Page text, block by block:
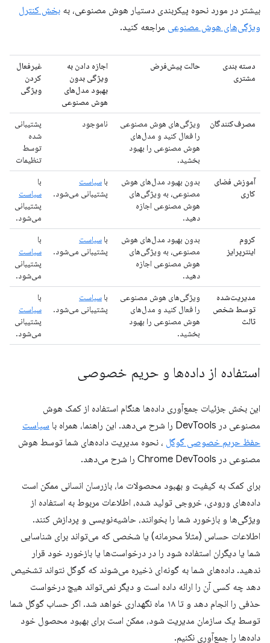
بیشتر در مورد نحوه پیکربندی دستیار هوش مصنوعی، به بخش کنترل
ویژگی‌های هوش مصنوعی مراجعه کنید.
دسته بندی
مشتری
حالت پیش‌فرض
اجازه دادن به
ویژگی بدون
بهبود مدل‌های
هوش مصنوعی
غیرفعال
کردن
ویژگی
مصرف‌کنندگان
ویژگی‌های هوش مصنوعی
را فعال کنید و مدل‌های
هوش مصنوعی را بهبود
بخشید.
ناموجود
پشتیبانی
شده
توسط
تنظیمات
آموزش فضای
کاری
بدون بهبود مدل‌های هوش
مصنوعی، به ویژگی‌های
هوش مصنوعی اجازه
دهید.
با سیاست
پشتیبانی می‌شود.
با
سیاست
پشتیبانی
می‌شود.
کروم
اینترپرایز
بدون بهبود مدل‌های هوش
مصنوعی، به ویژگی‌های
هوش مصنوعی اجازه
دهید.
با سیاست
پشتیبانی می‌شود.
با
سیاست
پشتیبانی
می‌شود.
مدیریت‌شده
توسط شخص
ثالث
ویژگی‌های هوش مصنوعی
را فعال کنید و مدل‌های
هوش مصنوعی را بهبود
بخشید.
با سیاست
پشتیبانی می‌شود.
با
سیاست
پشتیبانی
می‌شود.
استفاده از داده‌ها و حریم خصوصی
این بخش جزئیات جمع‌آوری داده‌ها هنگام استفاده از کمک هوش
مصنوعی در DevTools را شرح می‌دهد. این راهنما، همراه با
سیاست
حفظ حریم خصوصی گوگل ، نحوه مدیریت داده‌های شما توسط هوش
مصنوعی در Chrome DevTools را شرح می‌دهد.
برای کمک به کیفیت و بهبود محصولات ما، بازرسان انسانی ممکن است
داده‌های ورودی، خروجی تولید شده، اطلاعات مربوط به استفاده از
ویژگی‌ها و بازخورد شما را بخوانند، حاشیه‌نویسی و پردازش کنند.
اطلاعات حساس (مثلاً محرمانه) یا شخصی که می‌تواند برای شناسایی
شما یا دیگران استفاده شود را در درخواست‌ها یا بازخورد خود قرار
ندهید. داده‌های شما به گونه‌ای ذخیره می‌شوند که گوگل نتواند تشخیص
دهد چه کسی آن را ارائه داده است و دیگر نمی‌تواند هیچ درخواست
حذفی را انجام دهد و تا ۱۸ ماه نگهداری خواهد شد. اگر حساب گوگل شما
توسط یک سازمان مدیریت شود، ممکن است برای بهبود محصول خود
داده‌ها را جمع‌آوری نکنیم.